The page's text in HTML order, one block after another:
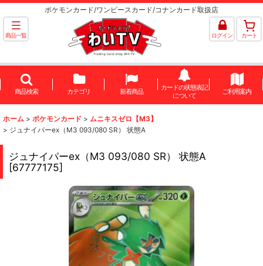
ポケモンカード/ワンピースカード/コナンカード取扱店
商品一覧 ログイン カート
商品検索 カテゴリ 新着商品
カードの状態表記
について
ご利用案内
ホーム > ポケモンカード > ムニキスゼロ【M3】
> ジュナイパーex（M3 093/080 SR） 状態A
ジュナイパーex（M3 093/080 SR） 状態A
[67777175]